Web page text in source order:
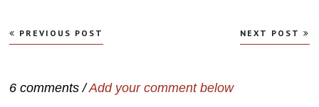
Navegação
de
PREVIOUS POST NEXT POST
6 comments /Add your comment below